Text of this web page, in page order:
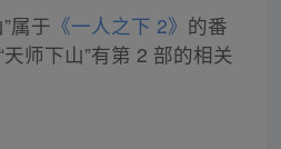
属于 《一人之下 2》 的番
师下山”有第 2 部的相关